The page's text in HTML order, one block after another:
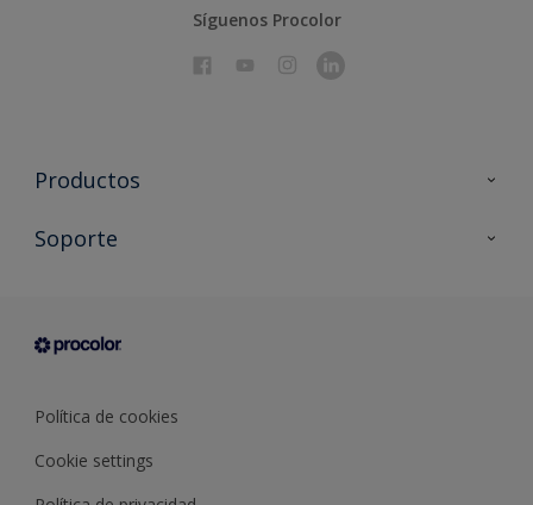
Síguenos Procolor
Productos
Todos los productos
Condiciones generales de venta
Soporte
Sobre Procolor
Política de cookies
Cookie settings